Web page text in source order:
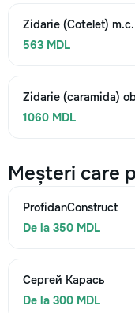
Zidarie (Cotelet) m.c.
563 MDL
Zidarie (caramida)
1060 MDL
Meșteri care
ProfidanConstruct
De la 350 MDL
Сергей Карась
De la 300 MDL